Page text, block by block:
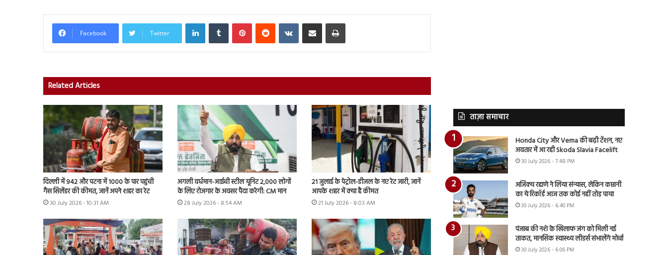
Facebook Twitter
LinkedInTumblr PinterestReddit VKontakteShare via Email Print
Related Articles
दिल्ली में 942 और पटना में 1000 के पार पहुंची
गैस सिलेंडर की कीमत, जानें अपने शहर का रेट
30 July 2026 - 10:31 AM
अगली वर्धमान-आईची स्टील यूनिट 2,000 लोगों
के लिए रोजगार के अवसर पैदा करेगी: CM मान
28 July 2026 - 8:54 AM
21 जुलाई के पेट्रोल-डीजल के नए रेट जारी, जानें
आपके शहर में क्या है कीमत
21 July 2026 - 8:03 AM
ताज़ा समाचार
Honda City और Verna की बढ़ी टेंशन, नए
अवतार में आ रही Skoda Slavia Facelift
30 July 2026 - 7:48 PM
अजिंक्य रहाणे ने लिया संन्यास, लेकिन कप्तानी
का ये रिकॉर्ड आज तक कोई नहीं तोड़ पाया
30 July 2026 - 6:40 PM
पंजाब की नशे के खिलाफ जंग को मिली नई
ताकत, मानसिक स्वास्थ्य लीडर्स संभालेंगे मोर्चा
30 July 2026 - 6:06 PM